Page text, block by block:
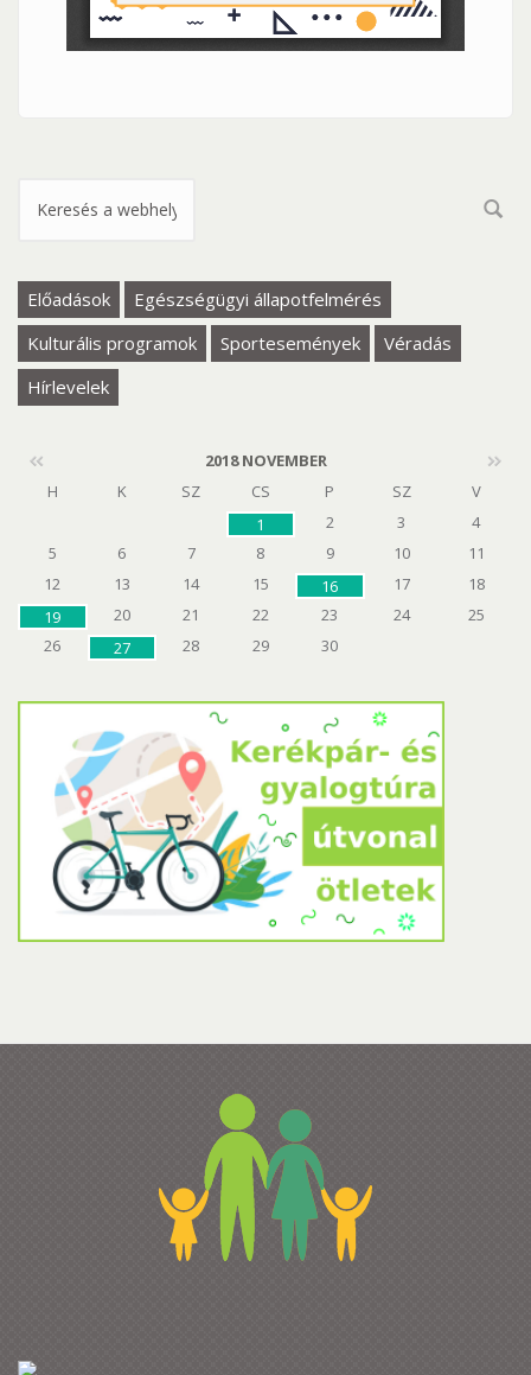
Keresés űrlap
Előadások
Egészségügyi állapotfelmérés
Kulturális programok
Sportesemények
Véradás
Hírlevelek
H K SZ CS P SZ
V
1
2 3
4
5
6 7 8 9 10
11
12
13 14 15 16 17
18
19
20 21 22 23 24
25
26
27 28 29 30
2018 NOVEMBER